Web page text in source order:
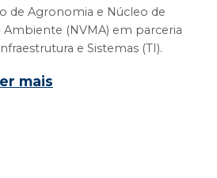
de Agronomia e Núcleo de
Ambiente (NVMA) em parceria
e Sistemas (TI).
mais